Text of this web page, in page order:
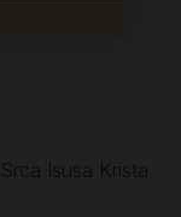
Isusa Krista